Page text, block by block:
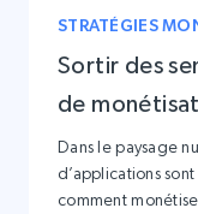
STRATÉGIES
Sortir des
de
explorer
uniques
Dans le paysage
d’applications
comment